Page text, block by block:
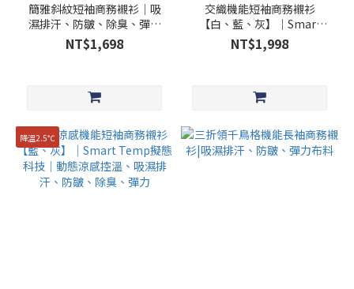
簡雅斜紋短袖商務襯衫│吸
濕排汗、防皺、除臭、彈力
│瑞典POLYGIENE除臭科技
｜貨號：MST_24002
NT$1,698
交織機能短袖商務襯衫
【白、藍、灰】│Smart
Temp擬態科技│動態溫
控、吸濕排汗、防皺、彈力
NT$1,998
降溫2.5℃